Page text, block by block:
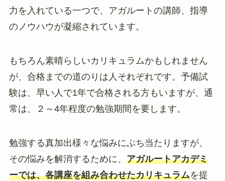
力を入れている一つで、アガルートの講師、指導
のノウハウが凝縮されています。
もちろん素晴らしいカリキュラムかもしれません
が、合格までの道のりは人それぞれです。予備試
験は、早い人で1年で合格される方もいますが、通
常は、２～4年程度の勉強期間を要します。
勉強する真加出様々な悩みにぶち当たりますが、
その悩みを解消するために、 アガルートアカデミ
ーでは、各講座を組み合わせたカリキュラムを提